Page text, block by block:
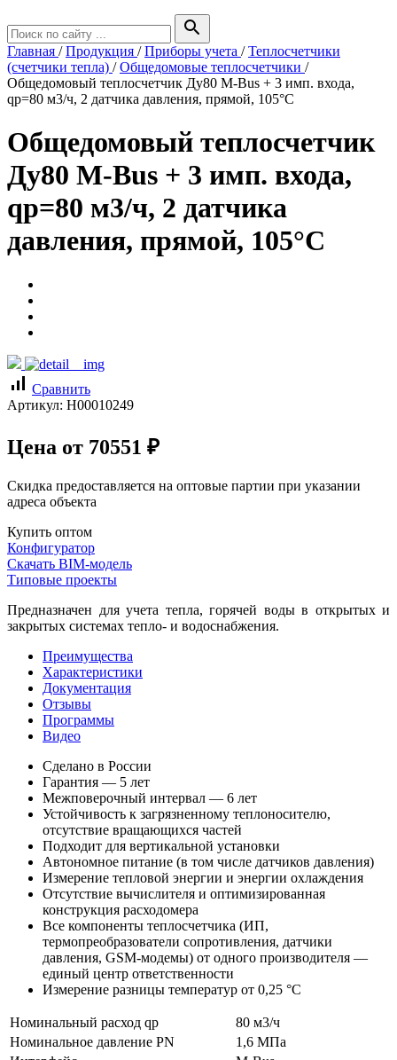
search
Главная /Продукция /Приборы учета /Теплосчетчики
(счетчики тепла) /Общедомовые теплосчетчики /
Общедомовый теплосчетчик Ду80 M-Bus + 3 имп. входа,
qp=80 м3/ч, 2 датчика давления, прямой, 105°C
Общедомовый теплосчетчик
Ду80 M-Bus + 3 имп. входа,
qp=80 м3/ч, 2 датчика
давления, прямой, 105°C
signal_cellular_alt Сравнить
Артикул: Н00010249
Цена от 70551 ₽
Скидка предоставляется на оптовые партии при указании
адреса объекта
Купить оптом
Конфигуратор
Скачать BIM-модель
Типовые проекты
Предназначен для учета тепла, горячей воды в открытых и
закрытых системах тепло- и водоснабжения.
Преимущества
Характеристики
Документация
Отзывы
Программы
Видео
Сделано в России
Гарантия — 5 лет
Межповерочный интервал — 6 лет
Устойчивость к загрязненному теплоносителю,
отсутствие вращающихся частей
Подходит для вертикальной установки
Автономное питание (в том числе датчиков давления)
Измерение тепловой энергии и энергии охлаждения
Отсутствие вычислителя и оптимизированная
конструкция расходомера
Все компоненты теплосчетчика (ИП,
термопреобразователи сопротивления, датчики
давления, GSM-модемы) от одного производителя —
единый центр ответственности
Измерение разницы температур от 0,25 °С
Номинальный расход qp
80 м3/ч
Номинальное давление PN
1,6 МПа